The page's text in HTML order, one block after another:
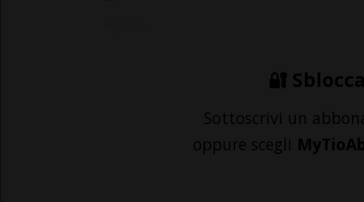
🔐
Sottoscrivi un
oppure scegli